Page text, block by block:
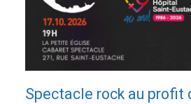
Spectacle rock au profit